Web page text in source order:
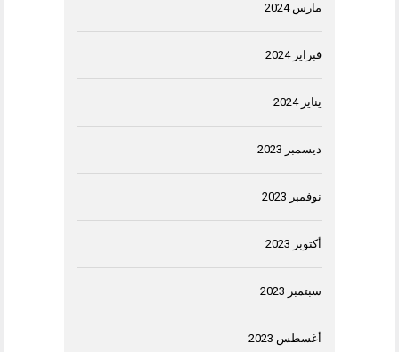
مارس 2024
فبراير 2024
يناير 2024
ديسمبر 2023
نوفمبر 2023
أكتوبر 2023
سبتمبر 2023
أغسطس 2023